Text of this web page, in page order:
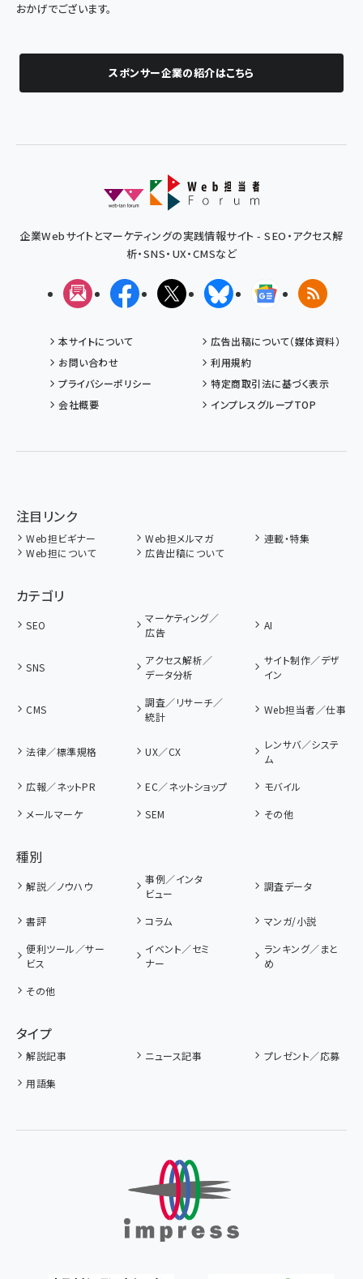
おかげでございます。
スポンサー企業の紹介はこちら
企業Webサイトとマーケティングの実践情報サイト - SEO・アクセス解
析・SNS・UX・CMSなど
メルマガFacebookX(エックス)BlueskyGoogleニュ
RSS
本サイトについて
広告出稿について（媒体資料）
お問い合わせ
利用規約
プライバシーポリシー
特定商取引法に基づく表示
会社概要
インプレスグループTOP
注目リンク
Web担ビギナー Web担メルマガ
連載・特集
Web担について
広告出稿について
カテゴリ
SEO
マーケティング／
広告
AI
SNS
アクセス解析／
データ分析
サイト制作／デザ
イン
CMS
調査／リサーチ／
統計
Web担当者／仕事
法律／標準規格 UX／CX
レンサバ／システ
ム
広報／ネットPR
EC／ネットショップ
モバイル
メールマーケ
SEM その他
種別
解説／ノウハウ
事例／インタ
ビュー
調査データ
書評 コラム
マンガ/小説
便利ツール／サー
ビス
イベント／セミ
ナー
ランキング／まと
め
その他
タイプ
解説記事 ニュース記事
プレゼント／応募
用語集